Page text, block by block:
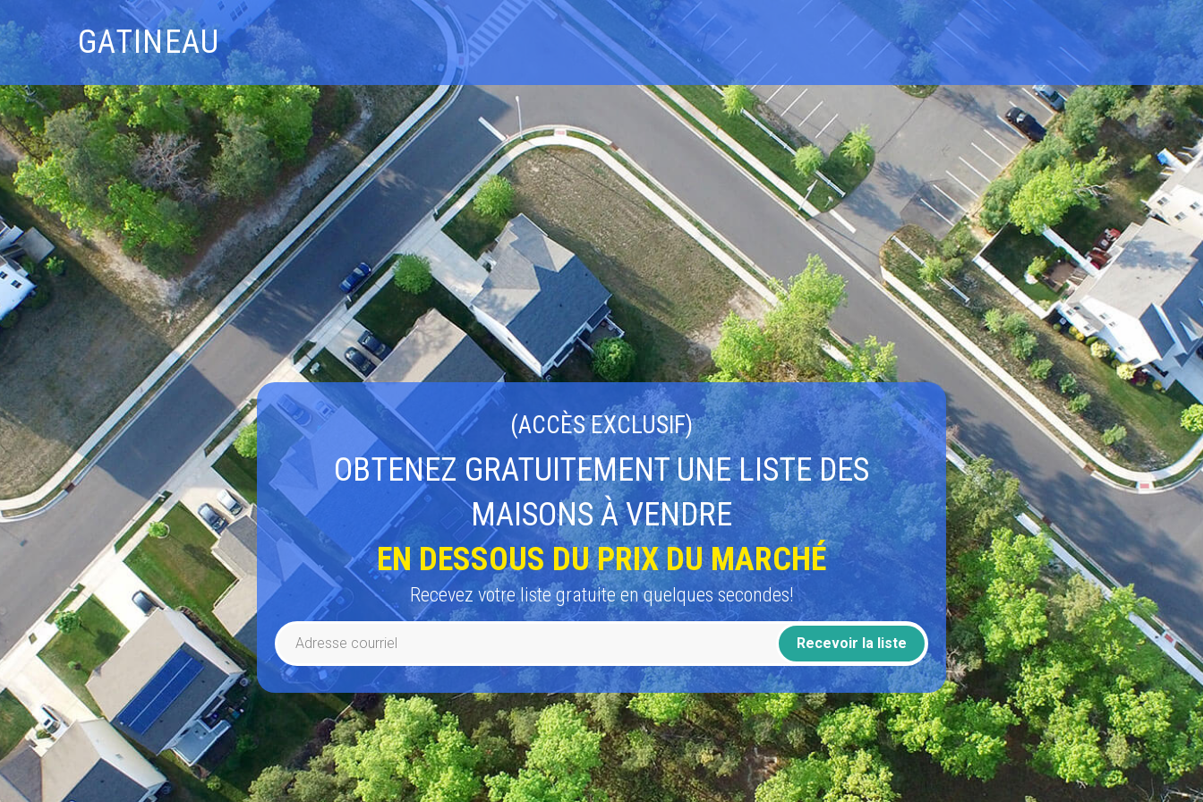
GATINEAU
(ACCÈS EXCLUSIF)
OBTENEZ GRATUITEMENT UNE LISTE DES
MAISONS À VENDRE
EN DESSOUS DU PRIX DU MARCHÉ
Recevez votre liste gratuite en quelques secondes!
Adresse
courriel(Required)